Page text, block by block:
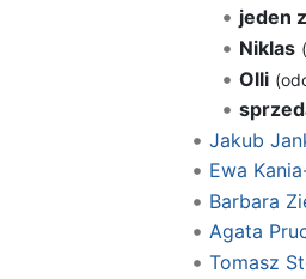
jeden
Niklas
Olli
Jakub
Ewa
Barbara
Agata
Tomasz